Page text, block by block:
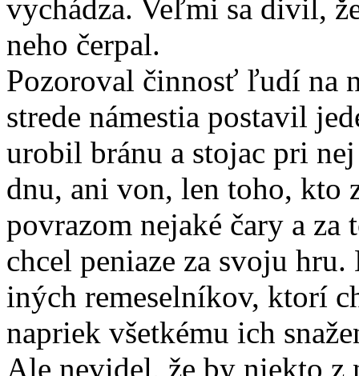
vychádza. Veľmi sa divil,
neho čerpal.
Pozoroval činnosť ľudí na
strede námestia postavil
urobil bránu a stojac pri
dnu, ani von, len toho, kto
povrazom nejaké čary a za
chcel peniaze za svoju
iných remeselníkov, ktorí
napriek všetkému ich
Ale nevidel, že by niekto